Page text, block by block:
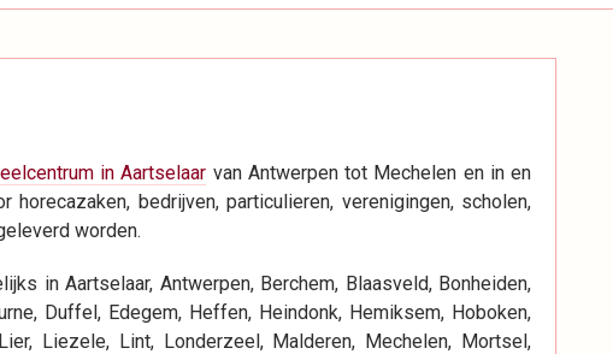
in Aartselaar van Antwerpen tot Mechelen en in en
bedrijven, particulieren, verenigingen, scholen,
worden.
in Aartselaar, Antwerpen, Berchem, Blaasveld, Bonheiden,
Duffel, Edegem, Heffen, Heindonk, Hemiksem, Hoboken,
Liezele, Lint, Londerzeel, Malderen, Mechelen, Mortsel,